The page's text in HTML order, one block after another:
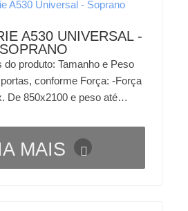
A530 UNIVERSAL -
SOPRANO
produto: Tamanho e Peso
conforme Força: -Força
De 850x2100 e peso até…
MAIS